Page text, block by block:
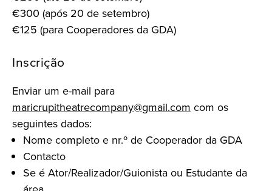
€300 (após 20 de setembro)
€125 (para Cooperadores da GDA)
Inscrição
Enviar um e-mail para
maricrupitheatrecompany@gmail.com com os
seguintes dados:
Nome completo e nr.º de Cooperador da GDA
Contacto
Se é Ator/Realizador/Guionista ou Estudante da